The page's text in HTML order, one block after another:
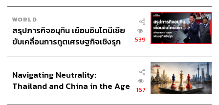
WORLD
สรุปภารกิจอนุทิน เยือนอินโดนีเซีย
ขับเคลื่อนการทูตเศรษฐกิจเชิงรุก
539
Navigating Neutrality:
Thailand and China in the Age
167